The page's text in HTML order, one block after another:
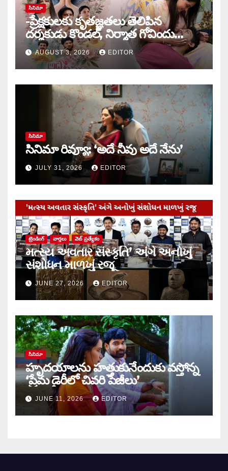
సినిమా
-ప్రేక్షకులకు కృతజ్ఞతలు తెలిపిన
దర్శకుడు కొండల్, నిర్మాత గోవిందు
కాండ్రేగుల
AUGUST 3, 2026 EDITOR
సినిమా
సినిమా రివ్యూ: ‘అదే నీవు అదే నేను’
JULY 31, 2026 EDITOR
ట్రెండింగ్ వార్త‌లు వెబ్ ప్రత్యేకం
મત્સ્ય અવતાર સંસ્કૃતિ’ અંગે અનોખું
સંશોધન માળખું રજૂ
JUNE 27, 2026 EDITOR
సినిమా
హృదయాలను హత్తుకునేందుకు వస్తోన్న
‘ప్రేమ డైరీలో చివరి పేజీలు’
JUNE 11, 2026 EDITOR